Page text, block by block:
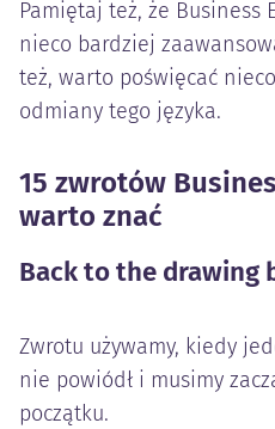
Pamiętaj też, że
nieco bardziej
też, warto poświęcać
odmiany tego języka.
15 zwrotów
warto znać
Back to the drawing
Zwrotu używamy, kiedy
nie powiódł i musimy
początku.